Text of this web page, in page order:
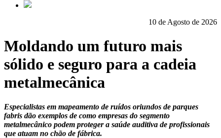
10 de Agosto de 2026
Moldando um futuro mais
sólido e seguro para a cadeia
metalmecânica
Especialistas em mapeamento de ruídos oriundos de parques
fabris dão exemplos de como empresas do segmento
metalmecânico podem proteger a saúde auditiva de profissionais
que atuam no chão de fábrica.